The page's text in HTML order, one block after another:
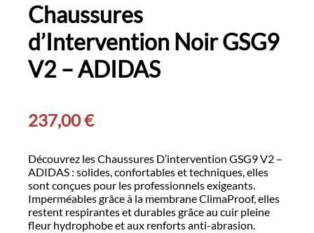
Chaussures
d’Intervention Noir GSG9
V2 – ADIDAS
237,00€
Découvrez les Chaussures D’intervention GSG9 V2 –
ADIDAS : solides, confortables et techniques, elles
sont conçues pour les professionnels exigeants.
Imperméables grâce à la membrane ClimaProof, elles
restent respirantes et durables grâce au cuir pleine
fleur hydrophobe et aux renforts anti-abrasion.